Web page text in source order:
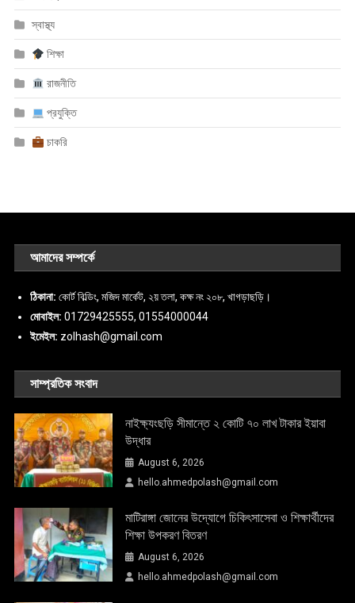
স্বাস্থ্য
শিক্ষা
রাজনীতি
প্রযুক্তি
চাকরি
আমাদের সম্পর্কে
ঠিকানা: কোর্ট বিল্ডিং, মজিদ মার্কেট, ২য় তলা, কক্ষ নং ২০৮, খাগড়াছড়ি।
মোবাইল: 01729425555, 01554000044
ইমেইল: zolhash@gmail.com
সাম্প্রতিক সংবাদ
নাইক্ষ্যংছড়ি সীমান্তে ২ কোটি ৭০ লাখ টাকার ইয়াবা
উদ্ধার
August 6, 2026
hello.ahmedpolash@gmail.com
মাটিরাঙ্গা জোনের উদ্যোগে চিকিৎসাসেবা ও শিক্ষার্থীদের
শিক্ষা উপকরণ বিতরণ
August 6, 2026
hello.ahmedpolash@gmail.com